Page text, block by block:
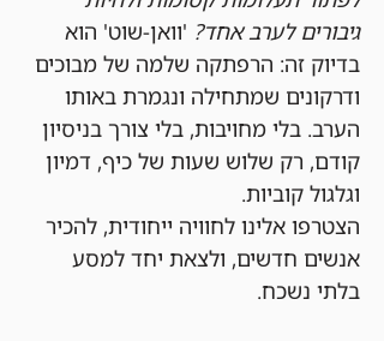
גיבורים לערב אחד? 'וואן-שוט' הוא
בדיוק זה: הרפתקה שלמה של מבוכים
ודרקונים שמתחילה ונגמרת באותו
הערב. בלי מחויבות, בלי צורך בניסיון
קודם, רק שלוש שעות של כיף, דמיון
וגלגול קוביות.
הצטרפו אלינו לחוויה ייחודית, להכיר
אנשים חדשים, ולצאת יחד למסע
בלתי נשכח.